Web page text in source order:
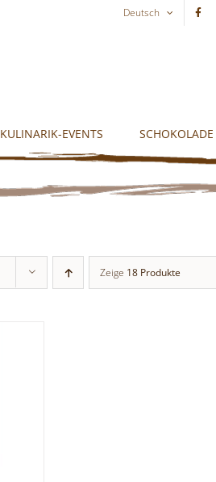
Deutsch
KULINARIK-EVENTS SCHOKOLADE
Zeige 18 Produkte